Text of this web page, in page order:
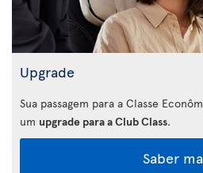
Upgrade
Sua passagem para a Classe
um upgrade para a Club Class.
Saber